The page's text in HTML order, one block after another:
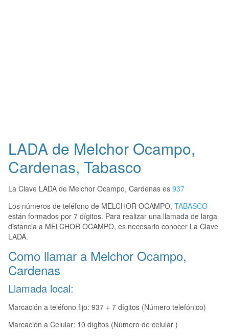
LADA de Melchor Ocampo,
Cardenas, Tabasco
La Clave LADA de Melchor Ocampo, Cardenas es 937
Los números de teléfono de MELCHOR OCAMPO, TABASCO
están formados por 7 dígitos. Para realizar una llamada de larga
distancia a MELCHOR OCAMPO, es necesario conocer La Clave
LADA.
Como llamar a Melchor Ocampo,
Cardenas
Llamada local:
Marcación a teléfono fijo: 937 + 7 dígitos (Número telefónico)
Marcación a Celular: 10 dígitos (Número de celular )